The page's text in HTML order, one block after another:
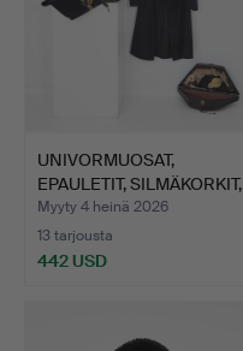
UNIVORMUOSAT,
EPAULETIT, SILMÄKORKIT,
2 kp…
Myyty 4 heinä 2026
13 tarjousta
442 USD